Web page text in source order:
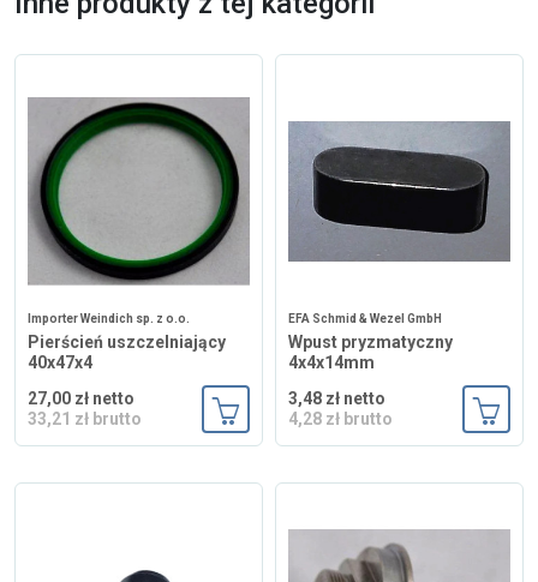
Importer Weindich sp. z o.o.
Pierścień uszczelniający
40x47x4
27,00 zł netto
33,21 zł brutto
Dodaj do koszyka
EFA Schmid & Wezel GmbH
Wpust pryzmatyczny
4x4x14mm
3,48 zł netto
4,28 zł brutto